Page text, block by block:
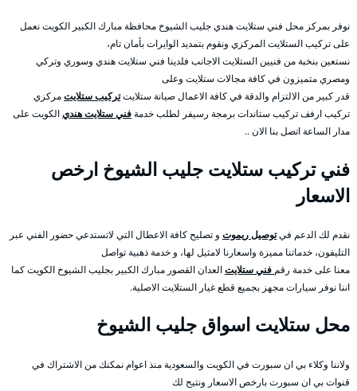
نوفر بمركز محل فني ستلايت هندي جليب الشيوخ محافظة مبارك الكبير الكويت نعمل
على تركيب الستلايت المركزي ونقوم بتمديد الوايرات بأمان تام،
نستعين بنخبة من فنيين الستلايت الاجانب فلدينا فني ستلايت هندي وسوري وتركي
ومصري متميزون في كافة مجالات ستلايت وعلى
قدر كبير من الالتزام والدقة في كافة الاعمال صيانة ستلايتتركيب ستلايتمركزي
تركيب ارفف تركيب ستاندات برمجة رسيفر لطلب خدمةفني ستلايت هنديالكويت على
مدار الساعة اتصل بنا الان ..
فني تركيب ستلايت جليب الشيوخ ارخص
الاسعار
نقدم لك الدعم فيتوصيل ريموت و تصليح كافة الاعطال التي لاتستدعي حضور الفني عبر
التليفون، خدماتنا مميزة واسعارنا لامثيل لها، و خدمة ذهبية تواصل
معنا على خدمة رقم فني ستلايتالعدان القصور مبارك الكبير بجليب الشيوخ الكويت كما
اننا نوفر سيارات مجهز بجميع قطع غيار الستلايت الاصلية.
محل ستلايت اسواق جليب الشيوخ
ولاننا وكلاء بي ان سبورت في الكويت والسعودية منذ اعوام نمكنك من الاشتراك في
قنوات بي ان سبورت بارخص الاسعار ونتيح لك